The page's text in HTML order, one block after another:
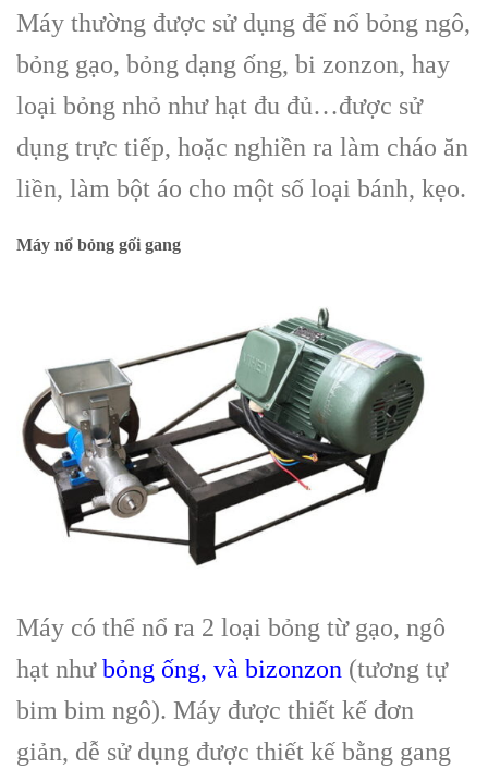
Máy thường được sử dụng để nổ bỏng ngô,
bỏng gạo, bỏng dạng ống, bi zonzon, hay
loại bỏng nhỏ như hạt đu đủ…được sử
dụng trực tiếp, hoặc nghiền ra làm cháo ăn
liền, làm bột áo cho một số loại bánh, kẹo.
Máy nổ bỏng gối gang
Máy có thể nổ ra 2 loại bỏng từ gạo, ngô
hạt nhưbỏng ống, và bizonzon (tương tự
bim bim ngô). Máy được thiết kế đơn
giản, dễ sử dụng được thiết kế bằng gang